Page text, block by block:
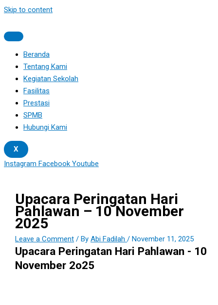
Skip to content
Beranda
Tentang Kami
Kegiatan Sekolah
Fasilitas
Prestasi
SPMB
Hubungi Kami
X
Instagram Facebook Youtube
Upacara Peringatan Hari
Pahlawan – 10 November
2025
Leave a Comment / ByAbi Fadilah/ November 11, 2025
Upacara Peringatan Hari Pahlawan - 10
November 2o25